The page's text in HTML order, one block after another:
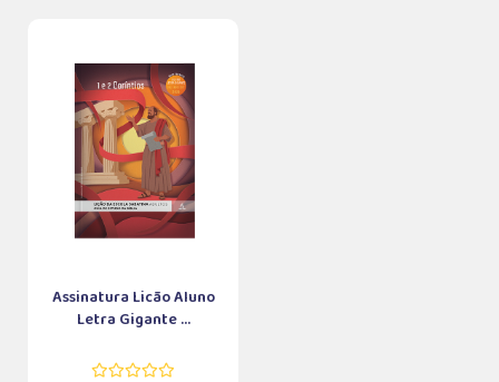
Assinatura Licão Aluno
Letra Gigante ...